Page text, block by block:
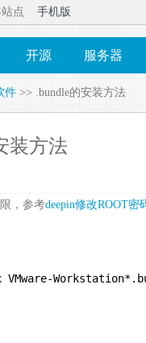
站点 手机版
开源 服务器
件 >> .bundle的安装方法
装方法
，参考deepin修改ROOT密
VMware-